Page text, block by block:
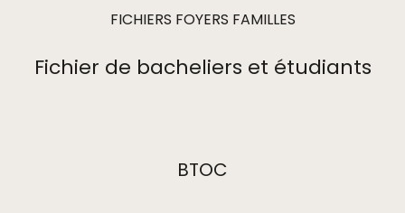
FICHIERS FOYERS FAMILLES
Fichier de bacheliers et étudiants
BTOC